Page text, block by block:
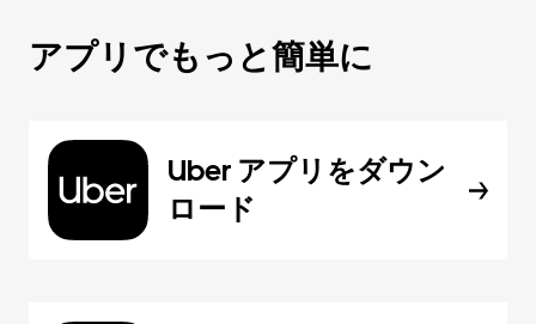
アプリでもっと簡単に
Uber アプリをダウン
ロード